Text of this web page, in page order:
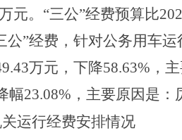
元。 “三公”经费预算比
公”经费 ， 针对公务用车
万元，下降58.63% ，
幅23.08% ，主要原因是
运行经费安排情况